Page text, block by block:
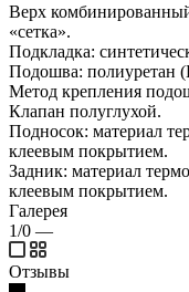
Верх
«сетка».
Подкладка:
Подошва: полиуретан
Метод крепления
Клапан полуглухой.
Подносок: материал
клеевым покрытием.
Задник: материал
клеевым покрытием.
Галерея
1/0 —
Отзывы